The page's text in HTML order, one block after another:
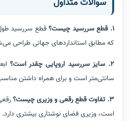
سوالات متداول
1. قطع سررسید چیست؟
قطع سررسید
که مطابق استانداردهای جهانی طراحی
2. سایز سررسید اروپایی چقدر است؟
سانتی‌متر است و برای همراه داشتن
3. تفاوت قطع رقعی و وزیری چیست؟
است، وزیری فضای نوشتاری بیشتری دارد.